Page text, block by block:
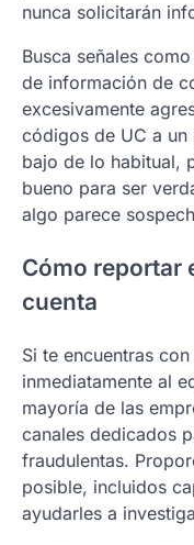
nunca solicitarán
Busca señales
de información de
excesivamente
códigos de UC a
bajo de lo habitual,
bueno para ser
algo parece
Cómo reportar
cuenta
Si te encuentras
inmediatamente al
mayoría de las
canales dedicados
fraudulentas.
posible, incluidos
ayudarles a